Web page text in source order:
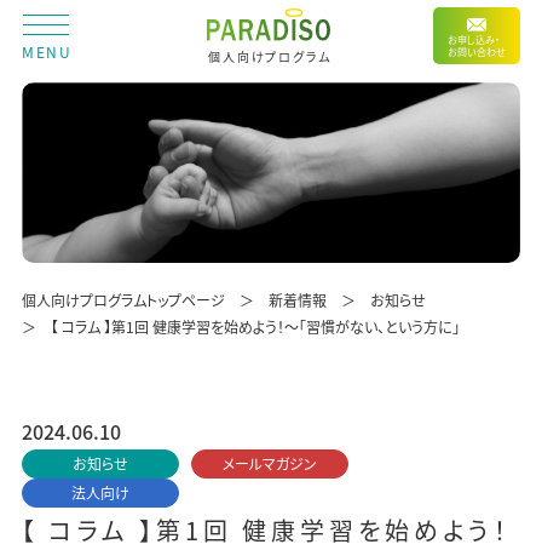
MENU 個人向けプログラム
お申し込み・
お問い合わせ
個人向けプログラムトップページ 新着情報
お知らせ
【 コラム 】第1回 健康学習を始めよう！～「習慣がない、という方に」
2024.06.10
お知らせ
メールマガジン
法人向け
【 コラム 】第1回 健康学習を始めよう！